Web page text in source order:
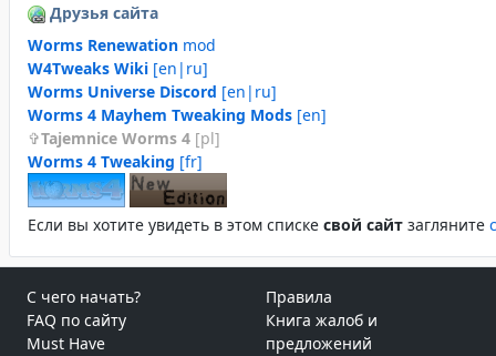
Друзья сайта
Worms Renewation mod
W4Tweaks Wiki [en|ru]
Worms Universe Discord [en|ru]
Worms 4 Mayhem Tweaking Mods [en]
Tajemnice Worms 4 [pl]
Worms 4 Tweaking [fr]
Если вы хотите увидеть в этом спиcке свой сайт загляните
С чего начать?
FAQ по сайту
Must Have
Правила
Книга жалоб и
предложений